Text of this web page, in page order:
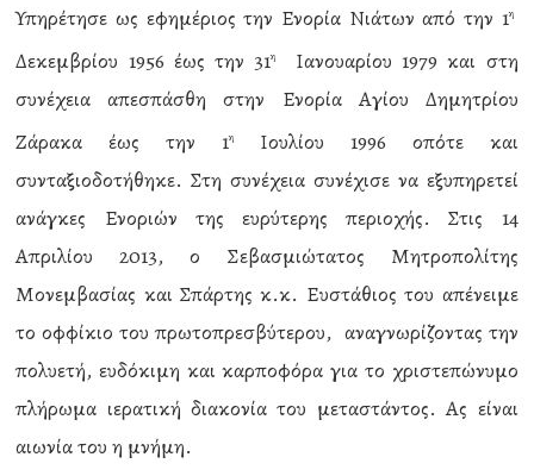
Υπηρέτησε ως εφημέριος την Ενορία Νιάτων από την 1η
Δεκεμβρίου 1956 έως την 31η
Ιανουαρίου 1979 και στη
συνέχεια απεσπάσθη στην Ενορία Αγίου Δημητρίου
Ζάρακα έως την 1η
Ιουλίου 1996 οπότε και
συνταξιοδοτήθηκε. Στη συνέχεια συνέχισε να εξυπηρετεί
ανάγκες Ενοριών της ευρύτερης περιοχής. Στις 14
Απριλίου 2013, ο Σεβασμιώτατος Μητροπολίτης
Μονεμβασίας και Σπάρτης κ.κ. Ευστάθιος του απένειμε
το οφφίκιο του πρωτοπρεσβύτερου, αναγνωρίζοντας την
πολυετή, ευδόκιμη και καρποφόρα για το χριστεπώνυμο
πλήρωμα ιερατική διακονία του μεταστάντος. Ας είναι
αιωνία του η μνήμη.